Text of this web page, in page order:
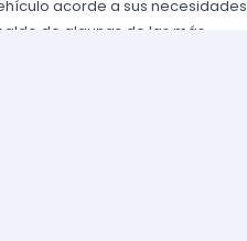
acorde a sus necesidades
de algunas de las más